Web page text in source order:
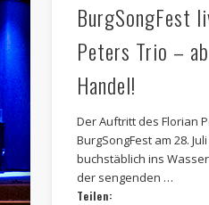
BurgSongFest
Peters Trio –
Handel!
Der Auftritt des Florian
BurgSongFest am 28.
buchstäblich ins
der sengenden …
Teilen: